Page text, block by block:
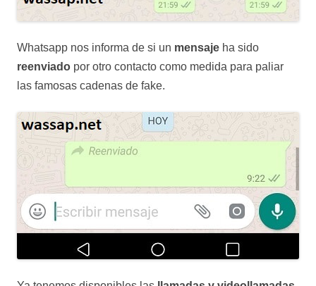
Whatsapp nos informa de si un mensaje ha sido
reenviado por otro contacto como medida para paliar
las famosas cadenas de fake.